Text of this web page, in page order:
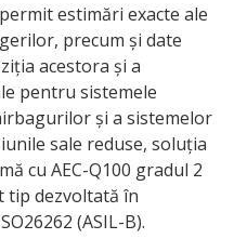
estimări exacte ale
precum și date
acestora și a
pentru sistemele
și a sistemelor
sale reduse, soluția
cu AEC-Q100 gradul 2
tip dezvoltată în
(ASIL-B).